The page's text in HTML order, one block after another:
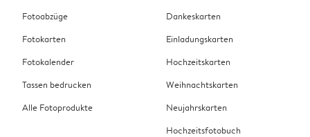
Fotoabzüge
Fotokarten
Fotokalender
Tassen bedrucken
Alle Fotoprodukte
Dankeskarten
Einladungskarten
Hochzeitskarten
Weihnachtskarten
Neujahrskarten
Hochzeitsfotobuch